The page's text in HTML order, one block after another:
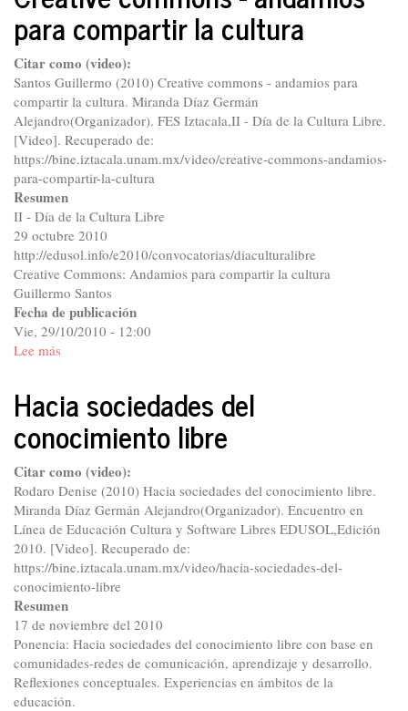
comunes
para compartir la cultura
Citar como (video):
Santos Guillermo (2010) Creative commons - andamios para
compartir la cultura. Miranda Díaz Germán
Alejandro(Organizador). FES Iztacala,II - Día de la Cultura Libre.
[Video]. Recuperado de:
https://bine.iztacala.unam.mx/video/creative-commons-andamios-
para-compartir-la-cultura
Resumen
II - Día de la Cultura Libre
29 octubre 2010
http://edusol.info/e2010/convocatorias/diaculturalibre
Creative Commons: Andamios para compartir la cultura
Guillermo Santos
Fecha de publicación
Vie, 29/10/2010 - 12:00
Lee más
-
andamios
para
compartir
la
cultura
Hacia sociedades del
conocimiento libre
Citar como (video):
Rodaro Denise (2010) Hacia sociedades del conocimiento libre.
Miranda Díaz Germán Alejandro(Organizador). Encuentro en
Línea de Educación Cultura y Software Libres EDUSOL,Edición
2010. [Video]. Recuperado de:
https://bine.iztacala.unam.mx/video/hacia-sociedades-del-
conocimiento-libre
Resumen
17 de noviembre del 2010
Ponencia: Hacia sociedades del conocimiento libre con base en
comunidades-redes de comunicación, aprendizaje y desarrollo.
Reflexiones conceptuales. Experiencias en ámbitos de la
educación.